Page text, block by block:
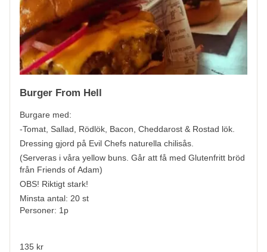
Burger From Hell
Burgare med:
-Tomat, Sallad, Rödlök, Bacon, Cheddarost & Rostad lök.
Dressing gjord på Evil Chefs naturella chilisås.
(Serveras i våra yellow buns. Går att få med Glutenfritt bröd
från Friends of Adam)
OBS! Riktigt stark!
Minsta antal: 20 st
Personer: 1p
135 kr